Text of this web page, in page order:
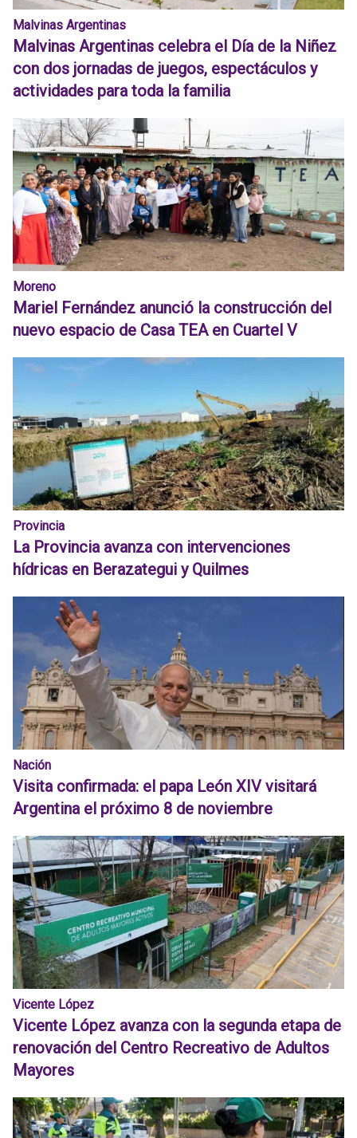
Malvinas Argentinas
Malvinas Argentinas celebra el Día de la Niñez
con dos jornadas de juegos, espectáculos y
actividades para toda la familia
Moreno
Mariel Fernández anunció la construcción del
nuevo espacio de Casa TEA en Cuartel V
Provincia
La Provincia avanza con intervenciones
hídricas en Berazategui y Quilmes
Nación
Visita confirmada: el papa León XIV visitará
Argentina el próximo 8 de noviembre
Vicente López
Vicente López avanza con la segunda etapa de
renovación del Centro Recreativo de Adultos
Mayores